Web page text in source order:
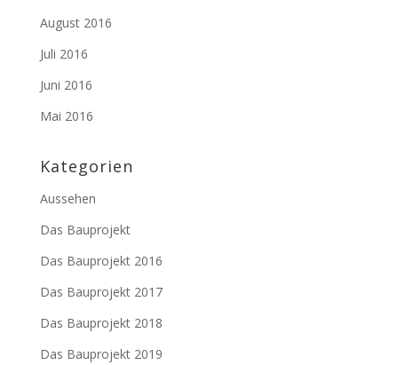
August 2016
Juli 2016
Juni 2016
Mai 2016
Kategorien
Aussehen
Das Bauprojekt
Das Bauprojekt 2016
Das Bauprojekt 2017
Das Bauprojekt 2018
Das Bauprojekt 2019